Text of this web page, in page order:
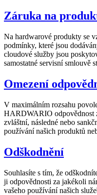
Záruka na
Na hardwarové produkty se
podmínky, které jsou
cloudové služby jsou
samostatné servisní smlouvě
Omezení
V maximálním rozsahu
HARDWARIO odpovědnost
zvláštní, následné nebo
používání našich produktů
Odškodnění
Souhlasíte s tím, že
ji odpovědnosti za jakékoli
vašeho používání našich